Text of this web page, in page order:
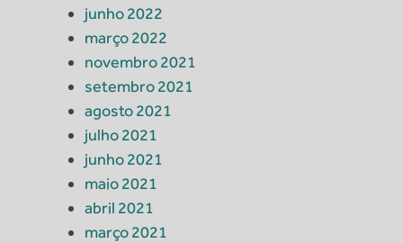
junho 2022
março 2022
novembro 2021
setembro 2021
agosto 2021
julho 2021
junho 2021
maio 2021
abril 2021
março 2021